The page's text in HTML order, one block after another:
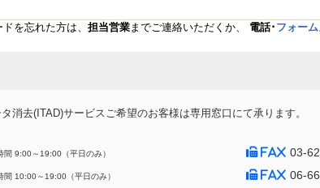
ドを忘れた方は、 担当営業までご連絡いただくか、 電話･ フォーム
去(ITAD)サービスご希望のお客様は専用窓口にて承ります。
間 9:00～19:00（平日のみ） 03-
間 10:00～19:00（平日のみ） 06-